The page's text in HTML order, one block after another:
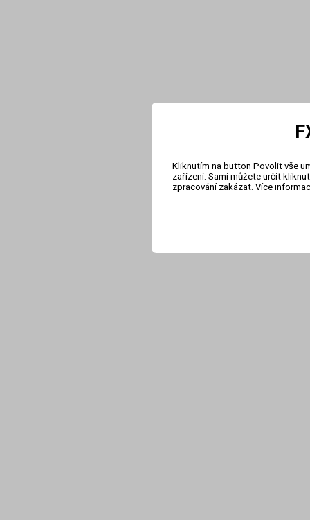
Kliknutím na button Povolit vše
zařízení. Sami můžete určit
zpracování zakázat. Více